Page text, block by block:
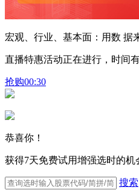
宏观、行业、基本面：用数 据
直播特惠活动正在进行，时间
抢购00:30
恭喜你！
获得7天免费试用增强选时的机
搜索